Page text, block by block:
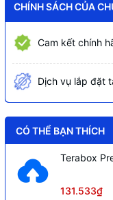
Kích thước sản phẩm
Kích thước vỏ hộp
CHÍNH SÁCH CỦA
Cam kết chính
Dịch vụ lắp đặt
CÓ THỂ BẠN THÍCH
Terabox
131.533₫